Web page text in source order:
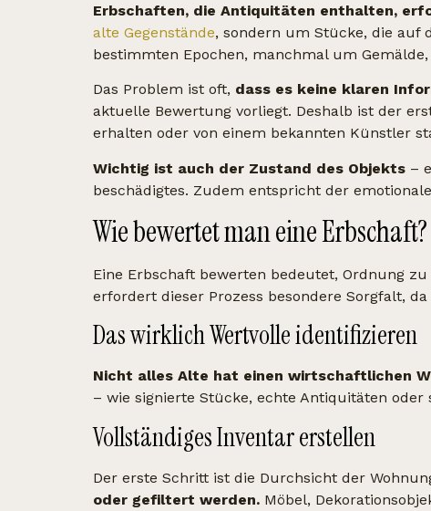
Erbschaften, die Antiquitäten enthalten,
alte Gegenstände, sondern um Stücke, die auf
bestimmten Epochen, manchmal um
Das Problem ist oft, dass es keine klaren
aktuelle Bewertung vorliegt. Deshalb ist der
erhalten oder von einem bekannten Künstler
Wichtig ist auch der Zustand des Objekts –
beschädigtes. Zudem entspricht der
Wie bewertet man eine Erbschaft?
Eine Erbschaft bewerten bedeutet, Ordnung
erfordert dieser Prozess besondere Sorgfalt,
Das wirklich Wertvolle identifizieren
Nicht alles Alte hat einen wirtschaftlichen
– wie signierte Stücke, echte Antiquitäten oder
Vollständiges Inventar erstellen
Der erste Schritt ist die Durchsicht der
oder gefiltert werden. Möbel,